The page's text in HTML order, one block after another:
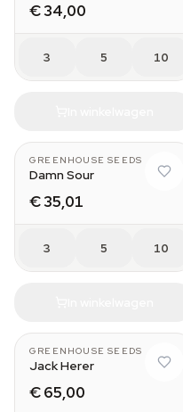
€ 34,00
3 5 10
GREENHOUSE SEEDS
Damn Sour
€ 35,01
3 5 10
GREENHOUSE SEEDS
Jack Herer
€ 65,00